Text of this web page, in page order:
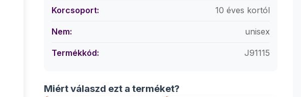
Korcsoport: 10 éves kortól
Nem: unisex
Termékkód: J91115
Miért válaszd ezt a terméket?